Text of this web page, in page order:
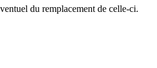
du remplacement de celle-ci.